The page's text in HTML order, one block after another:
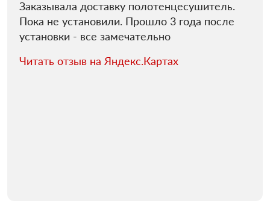
Заказывала доставку полотенцесушитель.
Пока не установили. Прошло 3 года после
установки - все замечательно
Читать отзыв на Яндекс.Картах